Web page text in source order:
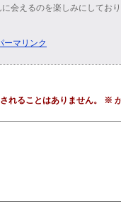
会えるのを楽しみにしてお
ーマリンク
れることはありません。 ※